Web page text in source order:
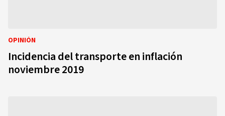
OPINIÓN
Incidencia del transporte en inflación
noviembre 2019